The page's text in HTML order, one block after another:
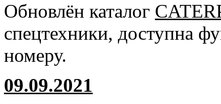
Обновлён каталог
спецтехники, доступна
номеру.
09.09.2021